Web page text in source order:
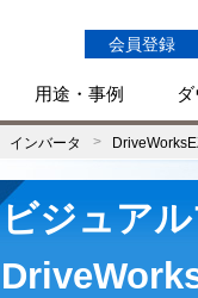
会員登録
用途・事例
インバータ
ビジュア